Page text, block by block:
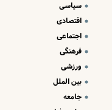
سیاسی
اقتصادی
اجتماعی
فرهنگی
ورزشی
بین الملل
جامعه